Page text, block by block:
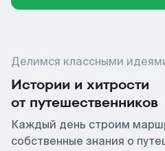
Делимся классными
Истории и хитрости
от путешественников
Каждый день строим
собственные знания о